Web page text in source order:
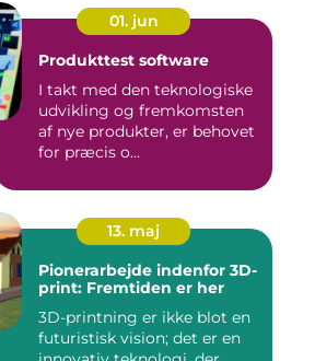
01. jun
Produkttest software
I takt med den teknologiske
udvikling og fremkomsten
af nye produkter, er behovet
for præcis o...
13. maj
Pionerarbejde indenfor 3D-
print: Fremtiden er her
3D-printning er ikke blot en
futuristisk vision; det er en